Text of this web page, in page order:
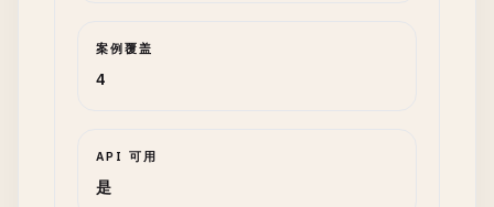
案例覆盖
4
API 可用
是